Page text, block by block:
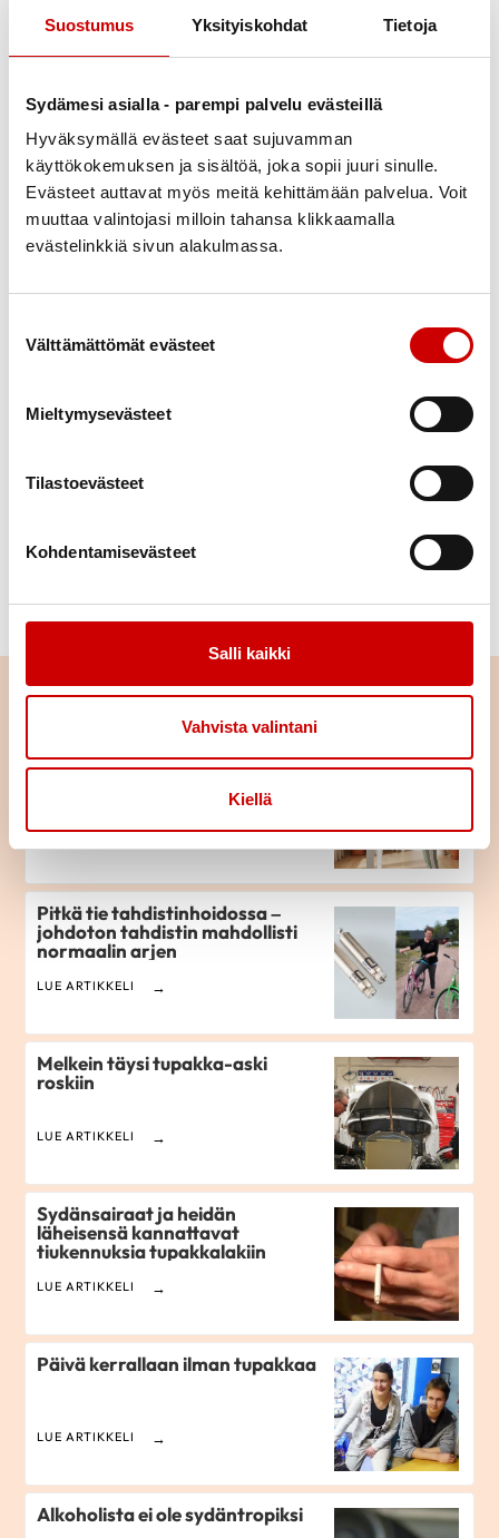
Suostumus Yksityiskohdat Tietoja
Sydämesi asialla - parempi palvelu evästeillä
Hyväksymällä evästeet saat sujuvamman
käyttökokemuksen ja sisältöä, joka sopii juuri sinulle.
Evästeet auttavat myös meitä kehittämään palvelua. Voit
muuttaa valintojasi milloin tahansa klikkaamalla
evästelinkkiä sivun alakulmassa.
Välttämättömät evästeet
Mieltymysevästeet
Tilastoevästeet
Kohdentamisevästeet
Salli kaikki
Vahvista valintani
Kiellä
Mitkä ovat niitä tupakointitilanteita, joista voisit
ensin niistä ja jatkaisit sitten vaikeampiin?
Oletko joskus ollut polttamatta pitemmän
jakson? Miten se silloin onnistui?
Oletko aiemmin harkinnut lopettamista tai
vähentämistä? Mitkä syyt silloin olivat?
pystyisit lopettamaan?
Valitse rohkeasti juuri itsellesi sopivat tavat vähentää
tai lopettaa paremmin kuin sinä.
Tupakoinnin lopettaminen ei ole koskaan myöhäistä
Lue seuraavaksi
Istuminen kuormittaa myös
LUE ARTIKKELI
Pitkä tie tahdistinhoidossa –
johdoton tahdistin mahdollisti
normaalin arjen
LUE ARTIKKELI
Melkein täysi tupakka-aski
roskiin
LUE ARTIKKELI
Sydänsairaat ja heidän
läheisensä kannattavat
tiukennuksia tupakkalakiin
LUE ARTIKKELI
Päivä kerrallaan ilman tupakkaa
LUE ARTIKKELI
Alkoholista ei ole sydäntropiksi